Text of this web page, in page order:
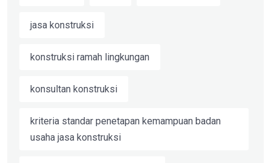
jasa konstruksi
konstruksi ramah lingkungan
konsultan konstruksi
kriteria standar penetapan kemampuan badan
usaha jasa konstruksi